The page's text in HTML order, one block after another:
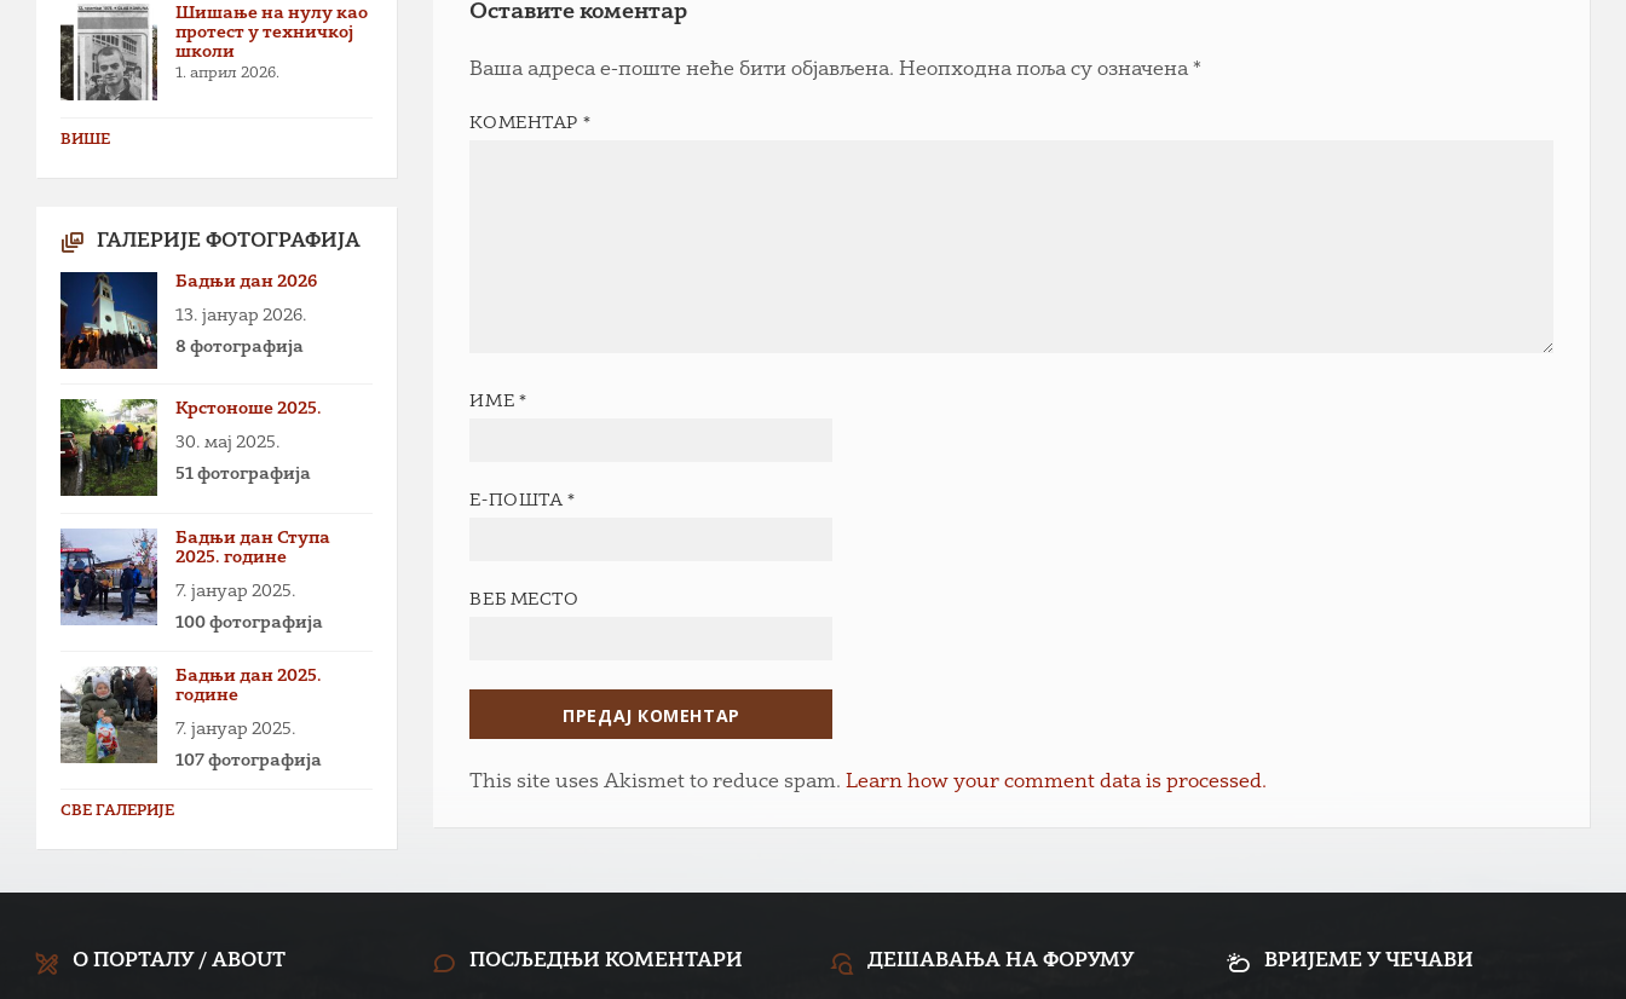
Оставите коментар
Ваша адреса е-поште неће бити објављена. Неопходна поља су означена*
КОМЕНТАР *
ИМЕ *
Е-ПОШТА *
ВЕБ МЕСТО
This site uses Akismet to reduce spam.Learn how your comment data is processed.
Шишање на нулу као
протест у техничкој
школи
1. април 2026.
ВИШЕ
ГАЛЕРИЈЕ ФОТОГРАФИЈА
Бадњи дан 2026
13. јануар 2026.
8 фотографија
Крстоноше 2025.
30. мај 2025.
51 фотографија
Бадњи дан Ступа
2025. године
7. јануар 2025.
100 фотографија
Бадњи дан 2025.
године
7. јануар 2025.
107 фотографија
СВЕ ГАЛЕРИЈЕ
О ПОРТАЛУ / ABOUT ПОСЉЕДЊИ КОМЕНТАРИ ДЕШАВАЊА НА ФОРУМУ ВРИЈЕМЕ У ЧЕЧАВИ